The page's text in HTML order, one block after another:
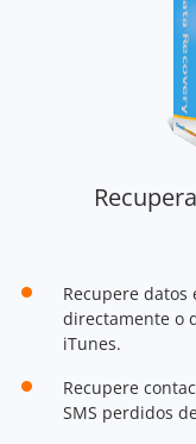
Recupere
directamente o
iTunes.
Recupere
SMS perdidos